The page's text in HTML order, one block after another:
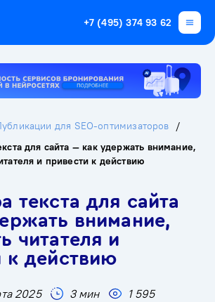
+7 (495) 374 93 62
для SEO-оптимизаторов
для сайта — как удержать внимание,
и привести к действию
текста для сайта
внимание,
читателя и
к действию
2025 3 мин 1 595